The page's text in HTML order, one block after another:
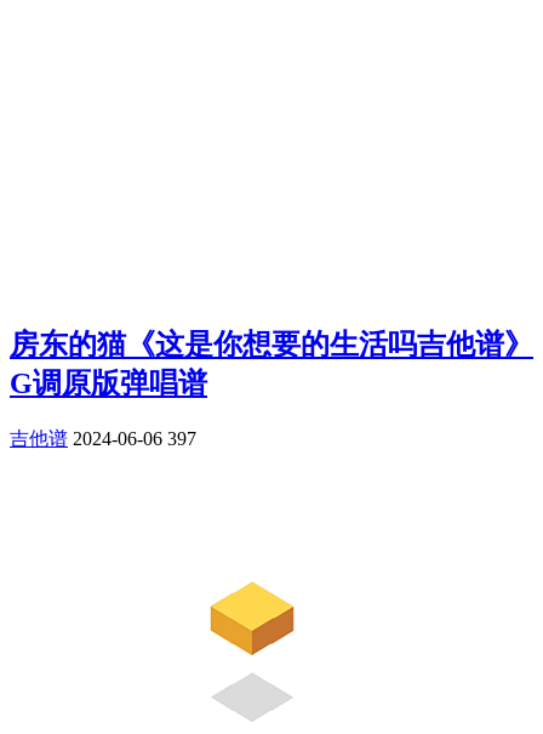
房东的猫《这是你想要的生活吗吉他谱》
G调原版弹唱谱
吉他谱 2024-06-06 397